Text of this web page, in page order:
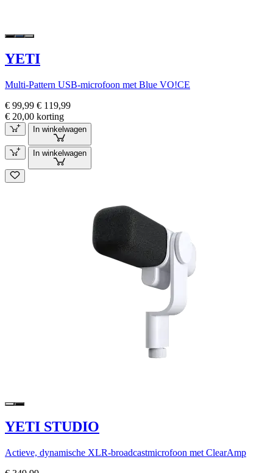
YETI
Multi-Pattern USB-microfoon met Blue VO!CE
€ 99,99 € 119,99
€ 20,00 korting
In winkelwagen
In winkelwagen
YETI STUDIO
Actieve, dynamische XLR-broadcastmicrofoon met ClearAmp